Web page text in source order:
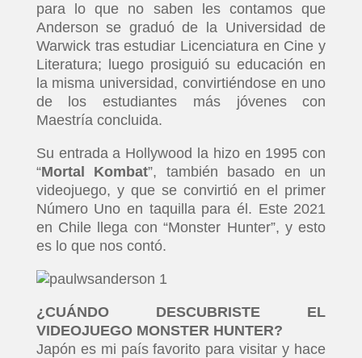
para lo que no saben les contamos que
Anderson se graduó de la Universidad de
Warwick tras estudiar Licenciatura en Cine y
Literatura; luego prosiguió su educación en
la misma universidad, convirtiéndose en uno
de los estudiantes más jóvenes con
Maestría concluida.
Su entrada a Hollywood la hizo en 1995 con
“Mortal Kombat”, también basado en un
videojuego, y que se convirtió en el primer
Número Uno en taquilla para él. Este 2021
en Chile llega con “Monster Hunter”, y esto
es lo que nos contó.
¿CUÁNDO DESCUBRISTE EL
VIDEOJUEGO MONSTER HUNTER?
Japón es mi país favorito para visitar y hace